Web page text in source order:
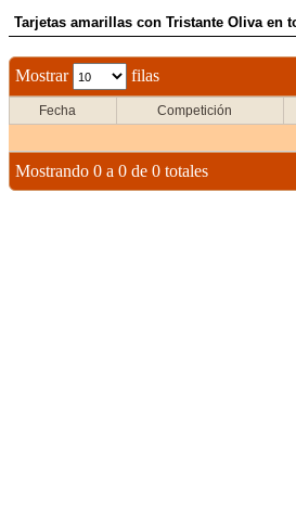
Tarjetas amarillas con Tristante Oliva en
Mostrar filas
Fecha Competición
Mostrando 0 a 0 de 0 totales